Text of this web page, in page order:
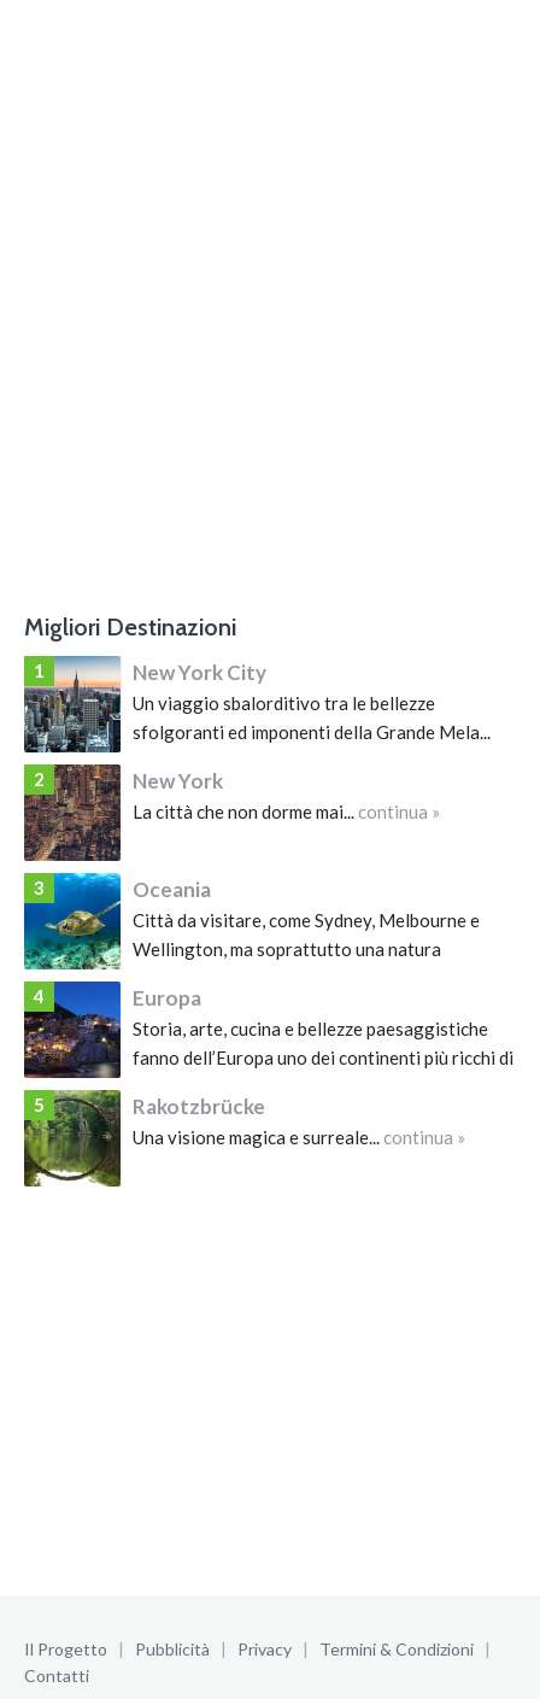
Migliori Destinazioni
1 New York City
Un viaggio sbalorditivo tra le bellezze
sfolgoranti ed imponenti della Grande Mela...
2
New York
La città che non dorme mai... continua »
3 Oceania
Città da visitare, come Sydney, Melbourne e
Wellington, ma soprattutto una natura
4
Europa
Storia, arte, cucina e bellezze paesaggistiche
fanno dell’Europa uno dei continenti più ricchi di
almeno una volta nella vita....continua »
5 Rakotzbrücke
Una visione magica e surreale... continua »
Il Progetto | Pubblicità | Privacy | Termini & Condizioni |
Contatti